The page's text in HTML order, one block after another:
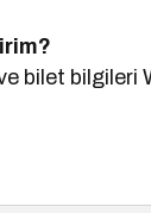
bilet bilgileri